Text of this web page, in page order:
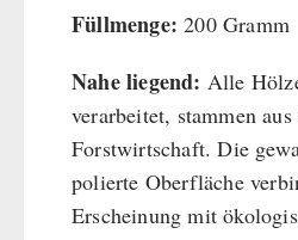
Füllmenge: 200 Gramm
Nahe liegend: Alle
verarbeitet, stammen
Forstwirtschaft. Die
polierte Oberfläche
Erscheinung mit